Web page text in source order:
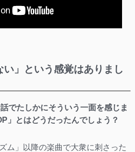
」という感覚はありまし
でたしかにそういう一面を感じま
」とはどうだったんでしょう？
ム」以降の楽曲で大衆に刺さった